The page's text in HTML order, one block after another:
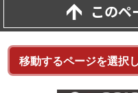
このペ